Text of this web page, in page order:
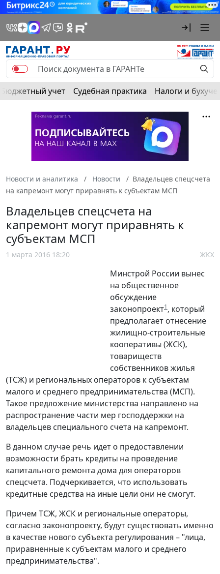
Бюджетный учет Судебная практика Налоги и
Новости и аналитика Новости
Владельцев спецсчета
на капремонт могут приравнять к субъектам МСП
Владельцев спецсчета на
капремонт могут приравнять к
субъектам МСП
1 марта 2016 18:20 ЖКХ
Минстрой России вынес
на общественное
обсуждение
законопроект1, который
предполагает отнесение
жилищно-строительные
кооперативы (ЖСК),
товариществ
собственников жилья
(ТСЖ) и региональных операторов к субъектам
малого и среднего предпринимательства (МСП).
Такое предложение министерства направлено на
распространение части мер господдержки на
владельцев специального счета на капремонт.
В данном случае речь идет о предоставлении
возможности брать кредиты на проведение
капитального ремонта дома для операторов
спецсчета. Подчеркивается, что использовать
кредитные средства на иные цели они не смогут.
Причем ТСЖ, ЖСК и региональные операторы,
согласно законопроекту, будут существовать именно
в качестве нового субъекта регулирования – "лица,
приравненные к субъектам малого и среднего
предпринимательства".